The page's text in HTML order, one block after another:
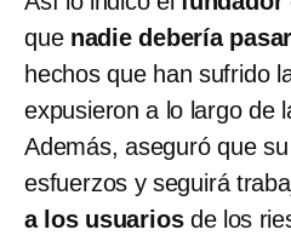
que nadie debería pasar
hechos que han sufrido
expusieron a lo largo de
Además, aseguró que
esfuerzos y seguirá
a los usuariosde los